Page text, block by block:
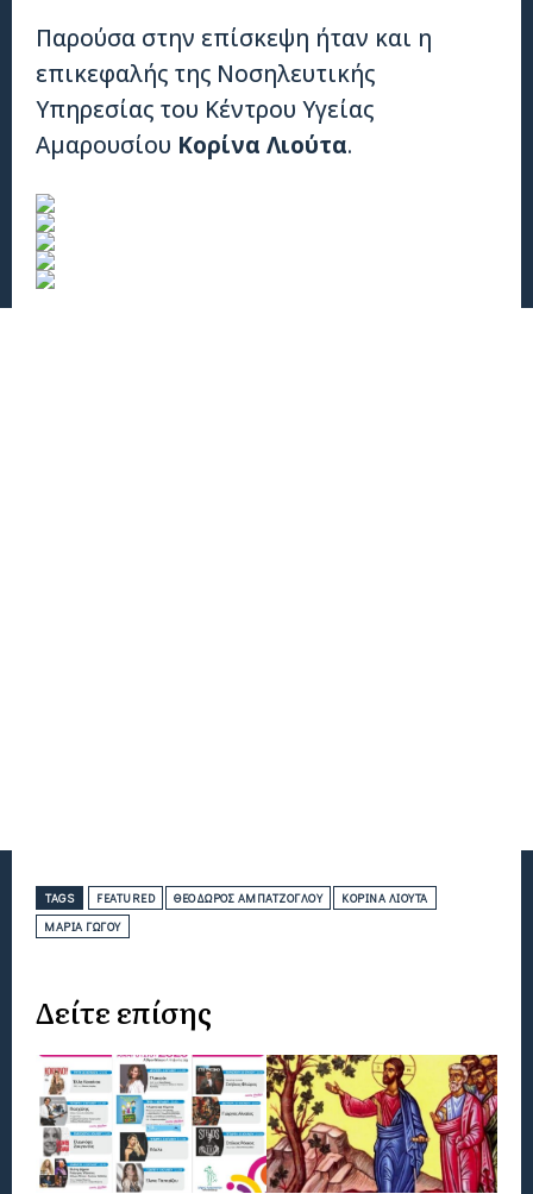
Παρούσα στην επίσκεψη ήταν και η
επικεφαλής της Νοσηλευτικής
Υπηρεσίας του Κέντρου Υγείας
Αμαρουσίου Κορίνα Λιούτα.
TAGS FEATURED ΘΕΌΔΩΡΟΣ ΑΜΠΑΤΖΌΓΛΟΥ
ΚΟΡΊΝΑ ΛΙΟΎΤΑ
ΜΑΡΊΑ ΓΏΓΟΥ
Δείτε επίσης